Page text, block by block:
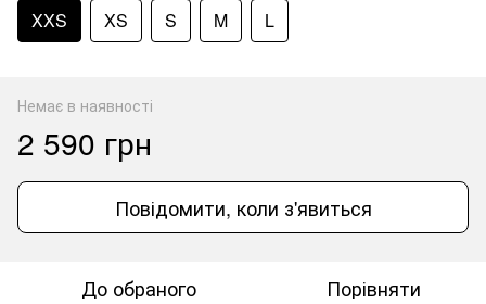
XXS XS S M L
Немає в наявності
2 590 грн
Повідомити, коли з'явиться
До обраного Порівняти